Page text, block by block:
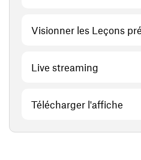
Visionner les Leçons
Live streaming (ouvre
Télécharger l'affiche